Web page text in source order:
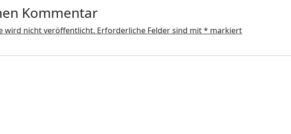
Kommentar
wird nicht veröffentlicht. Erforderliche Felder sind mit* markiert